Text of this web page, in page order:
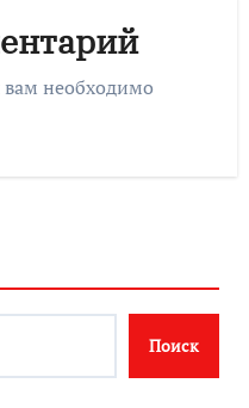
необходимо
Поиск